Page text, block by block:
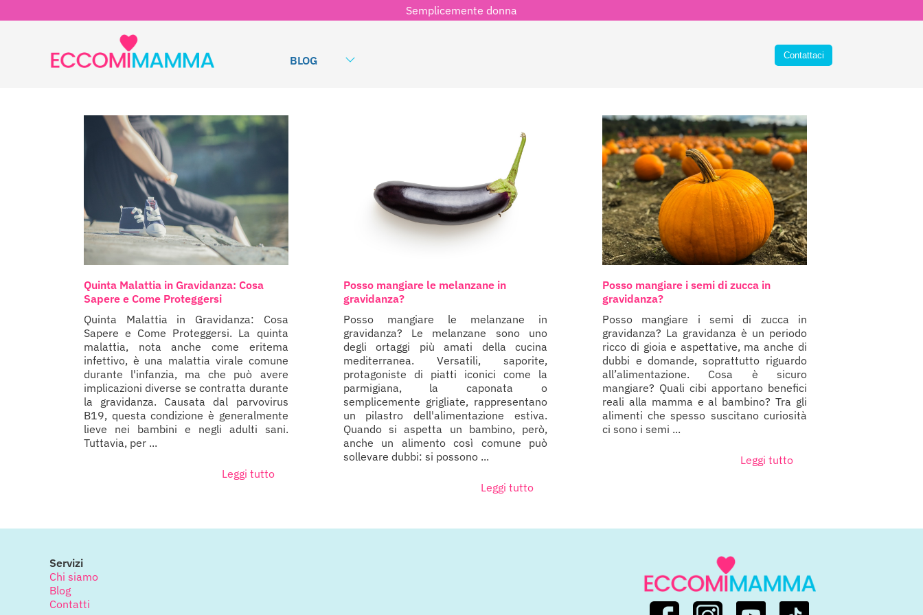
Semplicemente donna
BLOG
Quinta Malattia in Gravidanza: Cosa
Sapere e Come Proteggersi
Quinta Malattia in Gravidanza: Cosa
Sapere e Come Proteggersi. La quinta
malattia, nota anche come eritema
infettivo, è una malattia virale comune
durante l'infanzia, ma che può avere
implicazioni diverse se contratta durante
la gravidanza. Causata dal parvovirus
B19, questa condizione è generalmente
lieve nei bambini e negli adulti sani.
Tuttavia, per ...
Leggi tutto
Posso mangiare le melanzane in
gravidanza?
Posso mangiare le melanzane in
gravidanza? Le melanzane sono uno
degli ortaggi più amati della cucina
mediterranea. Versatili, saporite,
protagoniste di piatti iconici come la
parmigiana, la caponata o
semplicemente grigliate, rappresentano
un pilastro dell'alimentazione estiva.
Quando si aspetta un bambino, però,
anche un alimento così comune può
sollevare dubbi: si possono ...
Leggi tutto
Posso mangiare i semi di zucca in
gravidanza?
Posso mangiare i semi di zucca in
gravidanza? La gravidanza è un periodo
ricco di gioia e aspettative, ma anche di
dubbi e domande, soprattutto riguardo
all’alimentazione. Cosa è sicuro
mangiare? Quali cibi apportano benefici
reali alla mamma e al bambino? Tra gli
alimenti che spesso suscitano curiosità
ci sono i semi ...
Leggi tutto
Servizi
Chi siamo
Blog
Contatti